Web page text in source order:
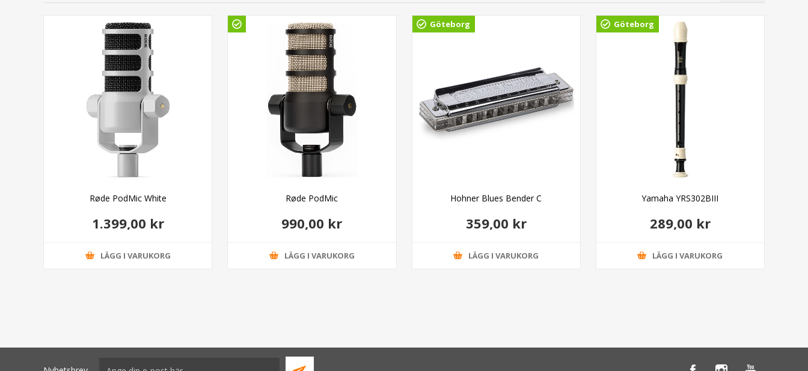
Røde PodMic White
1.399,00 kr
LÄGG I VARUKORG
Røde PodMic
990,00 kr
LÄGG I VARUKORG
Göteborg
Hohner Blues Bender C
359,00 kr
LÄGG I VARUKORG
Göteborg
Yamaha YRS302BIII
289,00 kr
LÄGG I VARUKORG